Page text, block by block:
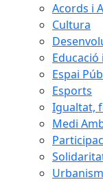
Acords i
Cultura
Espai
Esports
Igualtat,
Medi